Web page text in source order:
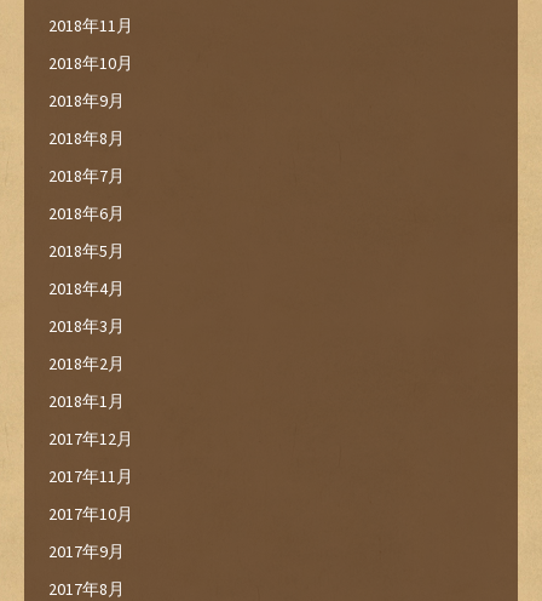
2018年11月
2018年10月
2018年9月
2018年8月
2018年7月
2018年6月
2018年5月
2018年4月
2018年3月
2018年2月
2018年1月
2017年12月
2017年11月
2017年10月
2017年9月
2017年8月